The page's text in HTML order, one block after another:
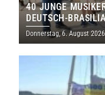
40 JUNGE
DEUTSCH-
THOLEY
Donnerstag, 6. August 2026